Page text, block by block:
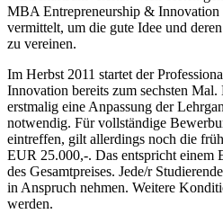
MBA Entrepreneurship & Innovation
vermittelt, um die gute Idee und
zu vereinen.
Im Herbst 2011 startet der
Innovation bereits zum sechsten
erstmalig eine Anpassung der
notwendig. Für vollständige
eintreffen, gilt allerdings noch die
EUR 25.000,-. Das entspricht einem
des Gesamtpreises. Jede/r
in Anspruch nehmen. Weitere
werden.